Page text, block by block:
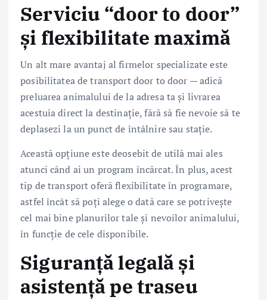
Serviciu “door to door”
și flexibilitate maximă
Un alt mare avantaj al firmelor specializate este
posibilitatea de transport door to door — adică
preluarea animalului de la adresa ta și livrarea
acestuia direct la destinație, fără să fie nevoie să te
deplasezi la un punct de întâlnire sau stație.
Această opțiune este deosebit de utilă mai ales
atunci când ai un program încărcat. În plus, acest
tip de transport oferă flexibilitate în programare,
astfel încât să poți alege o dată care se potrivește
cel mai bine planurilor tale și nevoilor animalului,
în funcție de cele disponibile.
Siguranță legală și
asistență pe traseu